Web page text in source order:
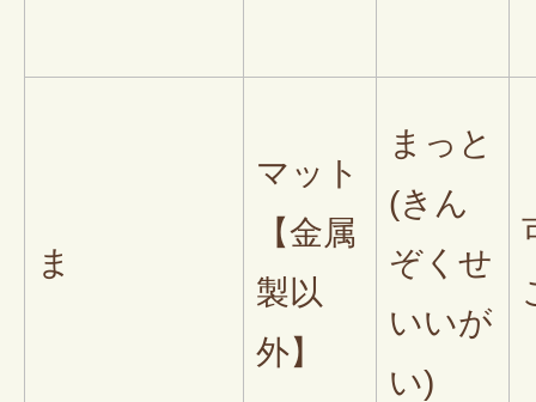
ま
マット
【金属
製以
外】
まっと
(きん
ぞくせ
いいが
い)